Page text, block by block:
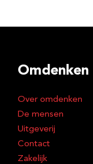
Omdenken
Over omdenken
De mensen
Uitgeverij
Contact
Zakelijk